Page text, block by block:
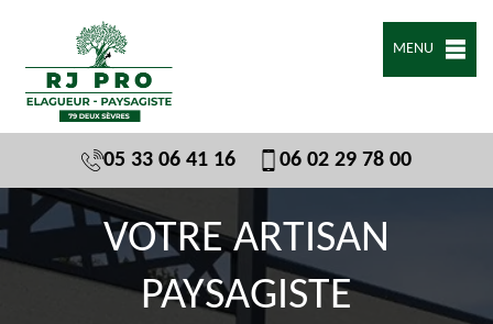
MENU
05 33 06 41 16 06 02 29 78 00
VOTRE ARTISAN
PAYSAGISTE